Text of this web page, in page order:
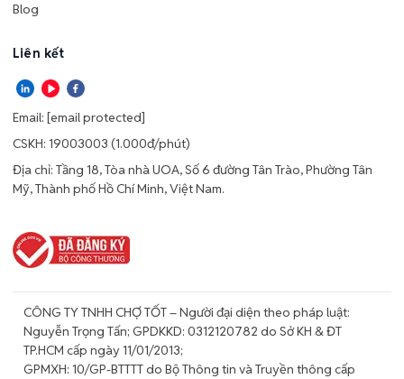
Blog
Liên kết
Email: [email protected]
CSKH: 19003003 (1.000đ/phút)
Địa chỉ: Tầng 18, Tòa nhà UOA, Số 6 đường Tân Trào, Phường Tân
Mỹ, Thành phố Hồ Chí Minh, Việt Nam.
CÔNG TY TNHH CHỢ TỐT – Người đại diện theo pháp luật:
Nguyễn Trọng Tấn; GPDKKD: 0312120782 do Sở KH & ĐT
TP.HCM cấp ngày 11/01/2013;
GPMXH: 10/GP-BTTTT do Bộ Thông tin và Truyền thông cấp